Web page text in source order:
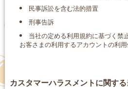
民事訴訟を含む法的措置
刑事告訴
当社の定める利用規約に基づく禁
お客さまの利用するアカウントの利
カスタマーハラスメントに関す